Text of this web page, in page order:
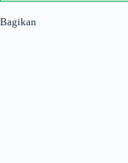
Bagikan